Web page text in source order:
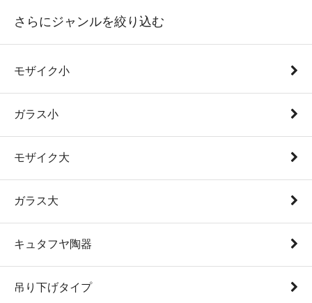
さらにジャンルを絞り込む
モザイク小
ガラス小
モザイク大
ガラス大
キュタフヤ陶器
吊り下げタイプ